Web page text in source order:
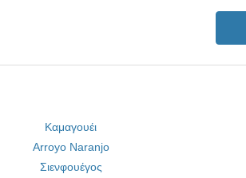
Καμαγουέι
Arroyo Naranjo
Σιενφουέγος